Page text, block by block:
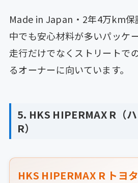
Made in Japan・2年4万km保
中でも安心材料が多いパッケ
走行だけでなくストリートで
るオーナーに向いています。
5. HKS HIPERMAX R（
R）
HKS HIPERMAX R トヨ